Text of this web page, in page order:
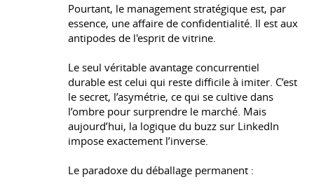
Pourtant, le management stratégique est, par
essence, une affaire de confidentialité. Il est aux
antipodes de l'esprit de vitrine.
Le seul véritable avantage concurrentiel
durable est celui qui reste difficile à imiter. C’est
le secret, l’asymétrie, ce qui se cultive dans
l’ombre pour surprendre le marché. Mais
aujourd’hui, la logique du buzz sur LinkedIn
impose exactement l’inverse.
Le paradoxe du déballage permanent :